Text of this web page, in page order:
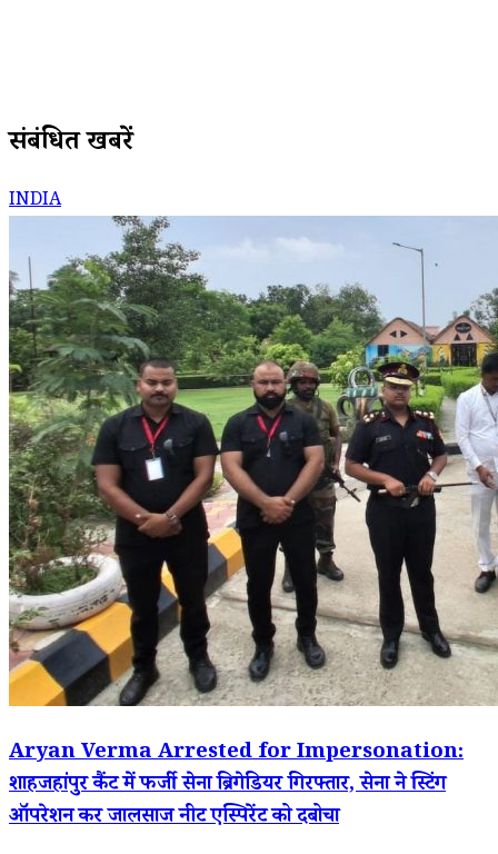
संबंधित खबरें
INDIA
Aryan Verma Arrested for Impersonation:
शाहजहांपुर कैंट में फर्जी सेना ब्रिगेडियर गिरफ्तार, सेना ने स्टिंग
ऑपरेशन कर जालसाज नीट एस्पिरेंट को दबोचा